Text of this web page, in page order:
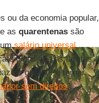
ou da economia popular,
as quarentenassão
umsalário universal
e dignifique as tarefas
de garantir e tornar
sem direitos”.